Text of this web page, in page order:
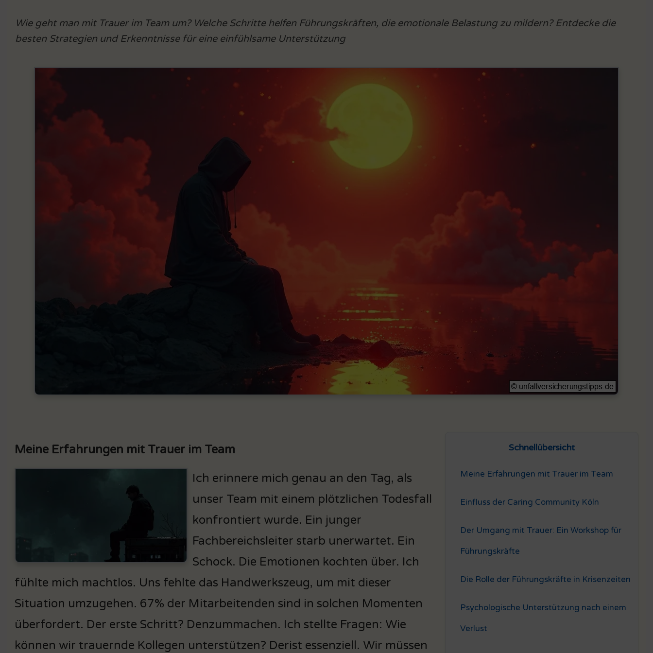
Wie geht man mit Trauer im Team um? Welche Schritte helfen Führungskräften, die emotionale Belastung zu mildern? Entdecke die
besten Strategien und Erkenntnisse für eine einfühlsame Unterstützung
Schnellübersicht
Meine Erfahrungen mit Trauer im Team
Einfluss der Caring Community Köln
Der Umgang mit Trauer: Ein Workshop für
Führungskräfte
Die Rolle der Führungskräfte in Krisenzeiten
Psychologische Unterstützung nach einem
Verlust
Meine Erfahrungen mit Trauer im Team
Ich erinnere mich genau an den Tag, als
unser Team mit einem plötzlichen Todesfall
konfrontiert wurde. Ein junger
Fachbereichsleiter starb unerwartet. Ein
Schock. Die Emotionen kochten über. Ich
fühlte mich machtlos. Uns fehlte das Handwerkszeug, um mit dieser
Situation umzugehen. 67% der Mitarbeitenden sind in solchen Momenten
überfordert. Der erste Schritt? Denzummachen. Ich stellte Fragen: Wie
können wir trauernde Kollegen unterstützen? Derist essenziell. Wir müssen